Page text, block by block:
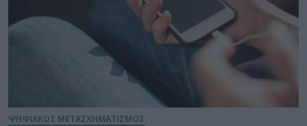
ΨΗΦΙΑΚΟΣ ΜΕΤΑΣΧΗΜΑΤΙΣΜΟΣ